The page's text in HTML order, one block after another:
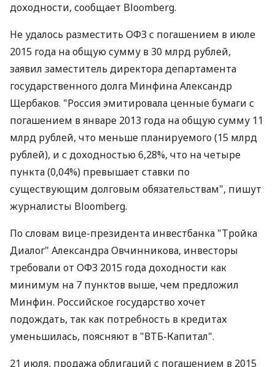
доходности, сообщает Bloomberg.
Не удалось разместить ОФЗ с погашением в июле
2015 года на общую сумму в 30 млрд рублей,
заявил заместитель директора департамента
государственного долга Минфина Александр
Щербаков. "Россия эмитировала ценные бумаги с
погашением в январе 2013 года на общую сумму 11
млрд рублей, что меньше планируемого (15 млрд
рублей), и с доходностью 6,28%, что на четыре
пункта (0,04%) превышает ставки по
существующим долговым обязательствам", пишут
журналисты Bloomberg.
По словам вице-президента инвестбанка "Тройка
Диалог" Александра Овчинникова, инвесторы
требовали от ОФЗ 2015 года доходности как
минимум на 7 пунктов выше, чем предложил
Минфин. Российское государство хочет
подождать, так как потребность в кредитах
уменьшилась, поясняют в "ВТБ-Капитал".
21 июля, продажа облигаций с погашением в 2015